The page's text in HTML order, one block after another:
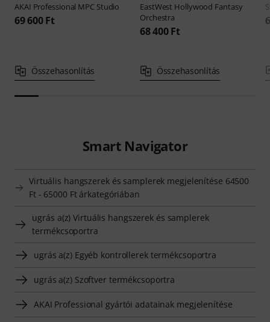
AKAI Professional MPC Studio
69 600 Ft
Összehasonlítás
EastWest Hollywood Fantasy
Orchestra
68 400 Ft
Összehasonlítás
Smart Navigator
Virtuális hangszerek és samplerek megjelenítése 64500
Ft - 65000 Ft árkategóriában
ugrás a(z) Virtuális hangszerek és samplerek
termékcsoportra
ugrás a(z) Egyéb kontrollerek termékcsoportra
ugrás a(z) Szoftver termékcsoportra
AKAI Professional gyártói adatainak megjelenítése